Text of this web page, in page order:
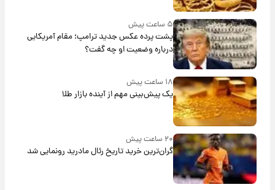
۵ ساعت پیش
پشت پرده عکس جدید ترامپ؛ مقام آمریکایی
درباره وضعیت او چه گفت؟
۱۸ ساعت پیش
یک پیش‌بینی مهم از آینده بازار طلا
۲۰ ساعت پیش
گران‌ترین خرید تاریخ رئال مادرید رونمایی شد